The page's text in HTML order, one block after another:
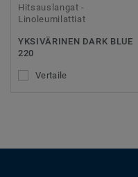
Hitsauslangat -
Linoleumilattiat
YKSIVÄRINEN DARK BLUE
220
Vertaile